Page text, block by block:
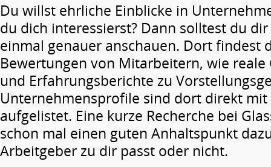
Du willst ehrliche Einblicke in
du dich interessierst? Dann solltest du
einmal genauer anschauen. Dort findest
Bewertungen von Mitarbeitern, wie reale
und Erfahrungsberichte zu
Unternehmensprofile sind dort direkt
aufgelistet. Eine kurze Recherche bei
schon mal einen guten Anhaltspunkt
Arbeitgeber zu dir passt oder nicht.